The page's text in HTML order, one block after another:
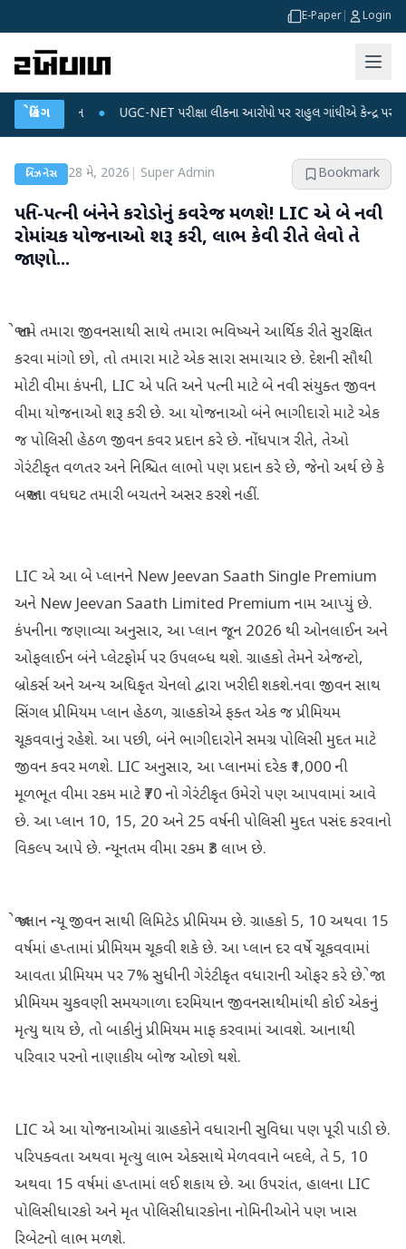
E-Paper Login
બ્રેકિંગ
પ્લાન UGC-NET પરીક્ષા લીકના આરોપો પર રાહુલ ગાંધીએ કેન્દ્ર પર પ્રહાર કર્યા
બિઝનેસ 28 મે, 2026 Super Admin Bookmark
પતિ-પત્ની બંનેને કરોડોનું કવરેજ મળશે! LIC એ બે નવી
રોમાંચક યોજનાઓ શરૂ કરી, લાભ કેવી રીતે લેવો તે
જાણો...
જો તમે તમારા જીવનસાથી સાથે તમારા ભવિષ્યને આર્થિક રીતે સુરક્ષિત
કરવા માંગો છો, તો તમારા માટે એક સારા સમાચાર છે. દેશની સૌથી
મોટી વીમા કંપની, LIC એ પતિ અને પત્ની માટે બે નવી સંયુક્ત જીવન
વીમા યોજનાઓ શરૂ કરી છે. આ યોજનાઓ બંને ભાગીદારો માટે એક
જ પોલિસી હેઠળ જીવન કવર પ્રદાન કરે છે. નોંધપાત્ર રીતે, તેઓ
ગેરંટીકૃત વળતર અને નિશ્ચિત લાભો પણ પ્રદાન કરે છે, જેનો અર્થ છે કે
બજારના વધઘટ તમારી બચતને અસર કરશે નહીં.
LIC એ આ બે પ્લાનને New Jeevan Saath Single Premium
અને New Jeevan Saath Limited Premium નામ આપ્યું છે.
કંપનીના જણાવ્યા અનુસાર, આ પ્લાન જૂન 2026 થી ઓનલાઈન અને
ઓફલાઈન બંને પ્લેટફોર્મ પર ઉપલબ્ધ થશે. ગ્રાહકો તેમને એજન્ટો,
બ્રોકર્સ અને અન્ય અધિકૃત ચેનલો દ્વારા ખરીદી શકશે.નવા જીવન સાથ
સિંગલ પ્રીમિયમ પ્લાન હેઠળ, ગ્રાહકોએ ફક્ત એક જ પ્રીમિયમ
ચૂકવવાનું રહેશે. આ પછી, બંને ભાગીદારોને સમગ્ર પોલિસી મુદત માટે
જીવન કવર મળશે. LIC અનુસાર, આ પ્લાનમાં દરેક ₹1,000 ની
મૂળભૂત વીમા રકમ માટે ₹70 નો ગેરંટીકૃત ઉમેરો પણ આપવામાં આવે
છે. આ પ્લાન 10, 15, 20 અને 25 વર્ષની પોલિસી મુદત પસંદ કરવાનો
વિકલ્પ આપે છે. ન્યૂનતમ વીમા રકમ ₹3 લાખ છે.
જો પ્લાન ન્યૂ જીવન સાથી લિમિટેડ પ્રીમિયમ છે. ગ્રાહકો 5, 10 અથવા 15
વર્ષમાં હપ્તામાં પ્રીમિયમ ચૂકવી શકે છે. આ પ્લાન દર વર્ષે ચૂકવવામાં
આવતા પ્રીમિયમ પર 7% સુધીની ગેરંટીકૃત વધારાની ઓફર કરે છે. જો
પ્રીમિયમ ચુકવણી સમયગાળા દરમિયાન જીવનસાથીમાંથી કોઈ એકનું
મૃત્યુ થાય છે, તો બાકીનું પ્રીમિયમ માફ કરવામાં આવશે. આનાથી
પરિવાર પરનો નાણાકીય બોજ ઓછો થશે.
LIC એ આ યોજનાઓમાં ગ્રાહકોને વધારાની સુવિધા પણ પૂરી પાડી છે.
પરિપક્વતા અથવા મૃત્યુ લાભ એકસાથે મેળવવાને બદલે, તે 5, 10
અથવા 15 વર્ષમાં હપ્તામાં લઈ શકાય છે. આ ઉપરાંત, હાલના LIC
પોલિસીધારકો અને મૃત પોલિસીધારકોના નોમિનીઓને પણ ખાસ
રિબેટનો લાભ મળશે.